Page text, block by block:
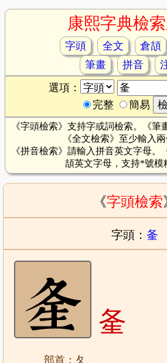
康熙字典檢
字頭 全文 倉頡
筆畫
拼音
選項：
完整
簡易
《字頭檢索》支持字或詞檢索。《筆
《全文檢索》至少輸入兩
《拼音檢索》請輸入拼音英文字母。
頡英文字母，支持*號模
《字頭檢索
字頭： 㚅
㚅
部首：夂